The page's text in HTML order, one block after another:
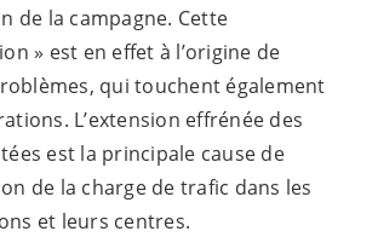
de la campagne. Cette
» est en effet à l’origine de
qui touchent également
L’extension effrénée des
est la principale cause de
de la charge de trafic dans les
et leurs centres.